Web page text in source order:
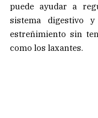
puede ayudar a
sistema digestivo
estreñimiento sin
como los laxantes.